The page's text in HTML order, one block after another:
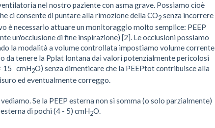
nel nostro paziente con asma grave. Possiamo cioè
ci consente di puntare alla rimozione della CO2senza incorrere
è necessario attuare un monitoraggio molto semplice: PEEP
un'occlusione di fine inspirazione) [2]. Le occlusioni possiamo
la modalità a volume controllata impostiamo volume corrente
da tenere la Pplat lontana dai valori potenzialmente pericolosi
15 cmH2O) senza dimenticare che la PEEPtot contribuisce alla
ed eventualmente correggo.
Se la PEEP esterna non si somma (o solo parzialmente)
di pochi (4 - 5) cmH2O.